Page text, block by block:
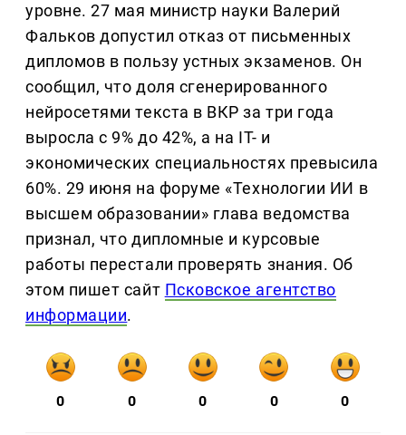
уровне. 27 мая министр науки Валерий
Фальков допустил отказ от письменных
дипломов в пользу устных экзаменов. Он
сообщил, что доля сгенерированного
нейросетями текста в ВКР за три года
выросла с 9% до 42%, а на IT- и
экономических специальностях превысила
60%. 29 июня на форуме «Технологии ИИ в
высшем образовании» глава ведомства
признал, что дипломные и курсовые
работы перестали проверять знания. Об
этом пишет сайт Псковское агентство
информации.
0 0 0 0 0